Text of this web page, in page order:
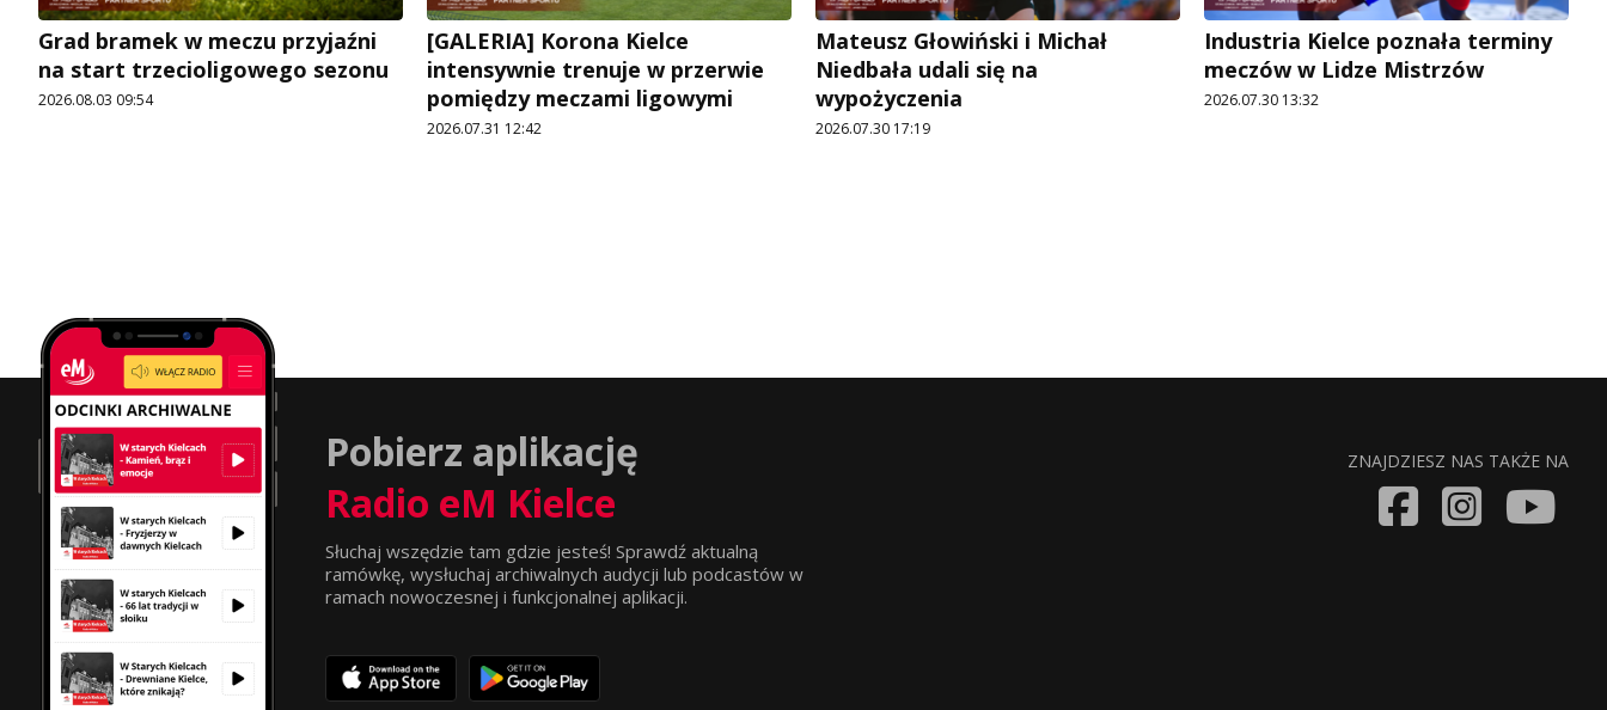
Grad bramek w meczu przyjaźni
na start trzecioligowego sezonu
2026.08.03 09:54
[GALERIA] Korona Kielce
intensywnie trenuje w przerwie
pomiędzy meczami ligowymi
2026.07.31 12:42
Mateusz Głowiński i Michał
Niedbała udali się na
wypożyczenia
2026.07.30 17:19
Industria Kielce poznała terminy
meczów w Lidze Mistrzów
2026.07.30 13:32
Pobierz aplikację
Radio eM Kielce
Słuchaj wszędzie tam gdzie jesteś! Sprawdź aktualną
ramówkę, wysłuchaj archiwalnych audycji lub podcastów w
ramach nowoczesnej i funkcjonalnej aplikacji.
ZNAJDZIESZ NAS TAKŻE NA